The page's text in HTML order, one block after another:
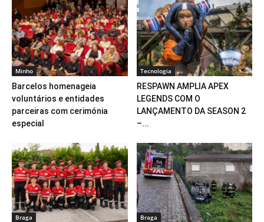
Minho
Barcelos homenageia
voluntários e entidades
parceiras com cerimónia
especial
Tecnologia
RESPAWN AMPLIA APEX
LEGENDS COM O
LANÇAMENTO DA SEASON 2
–...
Braga Braga